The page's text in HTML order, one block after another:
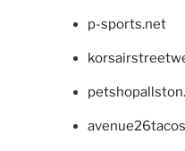
p-sports.net